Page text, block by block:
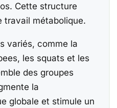
Cette structure
travail métabolique.
variés, comme la
les squats et les
des groupes
la
globale et stimule un